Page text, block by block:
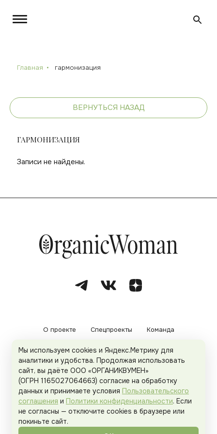
Главная гармонизация
ВЕРНУТЬСЯ НАЗАД
ГАРМОНИЗАЦИЯ
Записи не найдены.
О проекте Спецпроекты Команда
Рекламодателям Политика конфиденциальности
Пользовательское соглашение
Organicwoman.ru . Все права защищены.
Мы используем cookies и Яндекс.Метрику для
аналитики и удобства. Продолжая использовать
сайт, вы даёте ООО «ОРГАНИКВУМЕН»
(ОГРН 1165027064663) согласие на обработку
данных и принимаете условия Пользовательского
соглашения и Политики конфиденциальности. Если
не согласны — отключите cookies в браузере или
покиньте сайт.